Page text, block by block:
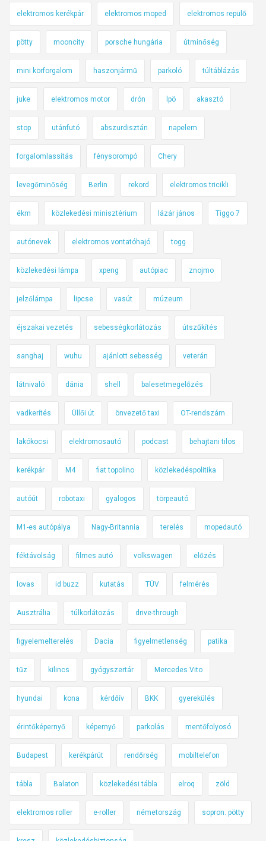
elektromos kerékpár elektromos moped elektromos repülő
pötty mooncity porsche hungária útminőség
mini körforgalom haszonjármű parkoló túltáblázás
juke elektromos motor drón lpö akasztó
stop utánfutó abszurdisztán napelem
forgalomlassítás fénysorompó Chery
levegőminőség Berlin rekord elektromos tricikli
ékm közlekedési minisztérium lázár jános Tiggo 7
autónevek elektromos vontatóhajó togg
közlekedési lámpa xpeng autópiac znojmo
jelzőlámpa lipcse vasút múzeum
éjszakai vezetés sebességkorlátozás útszűkítés
sanghaj wuhu ajánlott sebesség veterán
látnivaló dánia shell balesetmegelőzés
vadkerítés Üllői út önvezető taxi OT-rendszám
lakókocsi elektromosautó podcast behajtani tilos
kerékpár M4 fiat topolino közlekedéspolitika
autóút robotaxi gyalogos törpeautó
M1-es autópálya Nagy-Britannia terelés mopedautó
féktávolság filmes autó volkswagen előzés
lovas id buzz kutatás TÜV felmérés
Ausztrália túlkorlátozás drive-through
figyelemelterelés Dacia figyelmetlenség patika
tűz kilincs gyógyszertár Mercedes Vito
hyundai kona kérdőív BKK gyerekülés
érintőképernyő képernyő parkolás mentőfolyosó
Budapest kerékpárút rendőrség mobiltelefon
tábla Balaton közlekedési tábla elroq zöld
elektromos roller e-roller németország sopron. pötty